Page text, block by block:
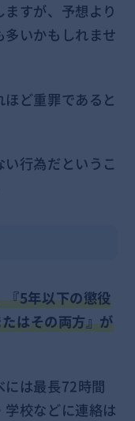
すが、予想より
いかもしれませ
ど重罪であると
い行為だというこ
『5年以下の懲役
はその両方』が
には最長72時間
校などに連絡は